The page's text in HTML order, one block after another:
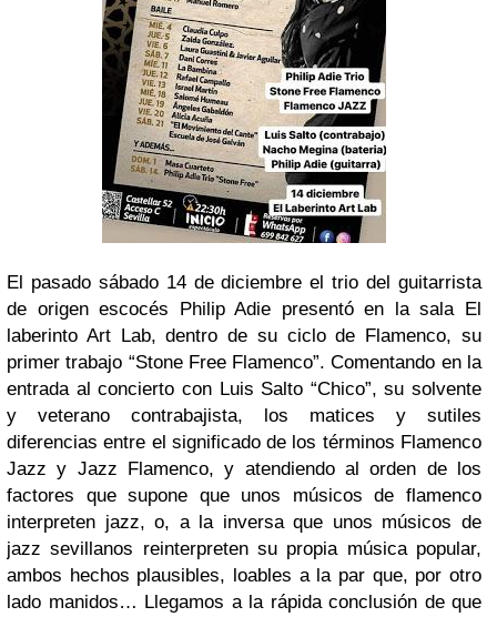
El pasado sábado 14 de diciembre el trio del guitarrista
de origen escocés Philip Adie presentó en la sala El
laberinto Art Lab, dentro de su ciclo de Flamenco, su
primer trabajo “Stone Free Flamenco”.Comentando en la
entrada al concierto con Luis Salto “Chico”, su solvente
y veterano contrabajista, los matices y sutiles
diferencias entre el significado de los términos Flamenco
Jazz y Jazz Flamenco, y atendiendo al orden de los
factores que supone que unos músicos de flamenco
interpreten jazz, o, a la inversa que unos músicos de
jazz sevillanos reinterpreten su propia música popular,
ambos hechos plausibles, loables a la par que, por otro
lado manidos… Llegamos a la rápida conclusión de que